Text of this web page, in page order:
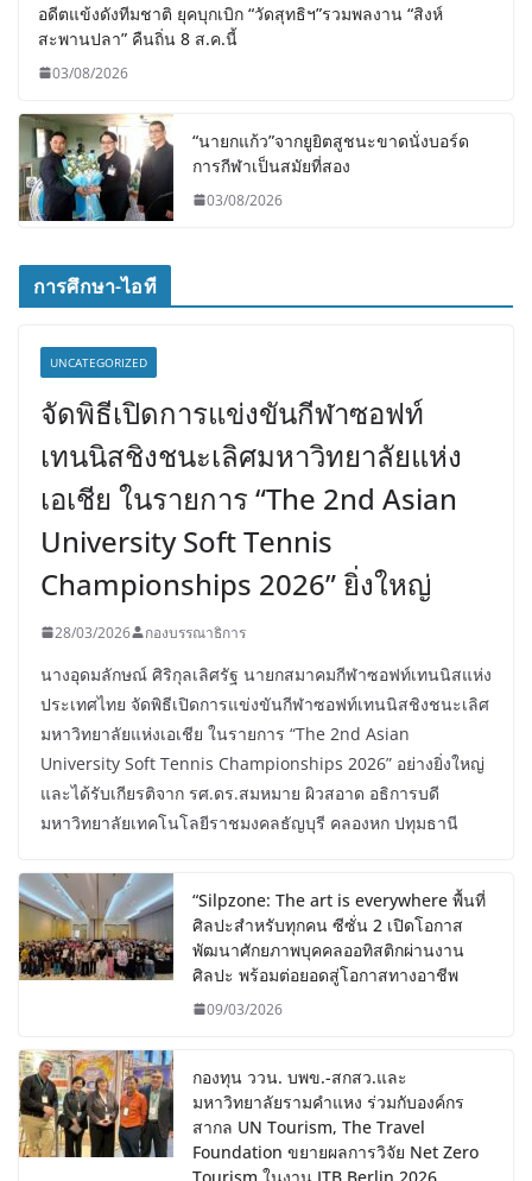
อดีตแข้งดังทีมชาติ ยุคบุกเบิก “วัดสุทธิฯ”รวมพลงาน “สิงห์
สะพานปลา” คืนถิ่น 8 ส.ค.นี้
03/08/2026
“นายกแก้ว”จากยูยิตสูชนะขาดนั่งบอร์ด
การกีฬาเป็นสมัยที่สอง
03/08/2026
การศึกษา-ไอที
UNCATEGORIZED
จัดพิธีเปิดการแข่งขันกีฬาซอฟท์
เทนนิสชิงชนะเลิศมหาวิทยาลัยแห่ง
เอเชีย ในรายการ “The 2nd Asian
University Soft Tennis
Championships 2026” ยิ่งใหญ่
28/03/2026 กองบรรณาธิการ
นางอุดมลักษณ์ ศิริกุลเลิศรัฐ นายกสมาคมกีฬาซอฟท์เทนนิสแห่ง
ประเทศไทย จัดพิธีเปิดการแข่งขันกีฬาซอฟท์เทนนิสชิงชนะเลิศ
มหาวิทยาลัยแห่งเอเชีย ในรายการ “The 2nd Asian
University Soft Tennis Championships 2026” อย่างยิ่งใหญ่
และได้รับเกียรติจาก รศ.ดร.สมหมาย ผิวสอาด อธิการบดี
มหาวิทยาลัยเทคโนโลยีราชมงคลธัญบุรี คลองหก ปทุมธานี
“Silpzone: The art is everywhere พื้นที่
ศิลปะสำหรับทุกคน ซีซั่น 2 เปิดโอกาส
พัฒนาศักยภาพบุคคลออทิสติกผ่านงาน
ศิลปะ พร้อมต่อยอดสู่โอกาสทางอาชีพ
09/03/2026
กองทุน ววน. บพข.-สกสว.และ
มหาวิทยาลัยรามคำแหง ร่วมกับองค์กร
สากล UN Tourism, The Travel
Foundation ขยายผลการวิจัย Net Zero